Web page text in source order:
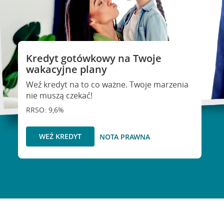
Kredyt gotówkowy na Twoje
wakacyjne plany
Weź kredyt na to co ważne. Twoje marzenia
nie muszą czekać!
RRSO: 9,6%
WEŹ KREDYT NOTA PRAWNA